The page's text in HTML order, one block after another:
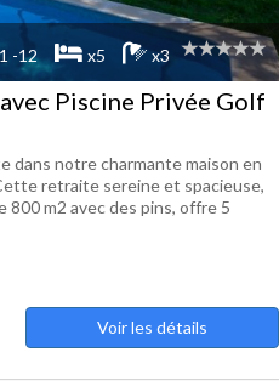
1 -12 x5 x3
Piscine Privée Golf
dans notre charmante maison en
retraite sereine et spacieuse,
m2 avec des pins, offre 5
Voir les détails